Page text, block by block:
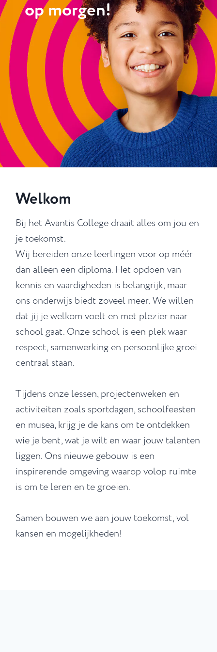
op morgen!
Welkom
Bij het Avantis College draait alles om jou en
je toekomst.
Wij bereiden onze leerlingen voor op méér
dan alleen een diploma. Het opdoen van
kennis en vaardigheden is belangrijk, maar
ons onderwijs biedt zoveel meer. We willen
dat jij je welkom voelt en met plezier naar
school gaat. Onze school is een plek waar
respect, samenwerking en persoonlijke groei
centraal staan.
Tijdens onze lessen, projectenweken en
activiteiten zoals sportdagen, schoolfeesten
en musea, krijg je de kans om te ontdekken
wie je bent, wat je wilt en waar jouw talenten
liggen. Ons nieuwe gebouw is een
inspirerende omgeving waarop volop ruimte
is om te leren en te groeien.
Samen bouwen we aan jouw toekomst, vol
kansen en mogelijkheden!